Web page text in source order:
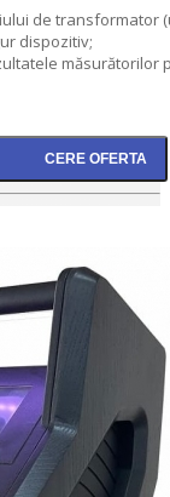
de transformator
dispozitiv;
măsurătorilor